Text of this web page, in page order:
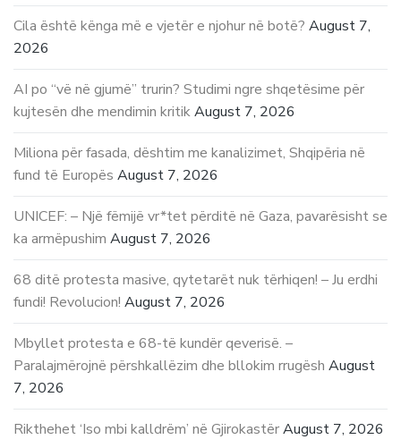
Cila është kënga më e vjetër e njohur në botë? August 7,
2026
AI po “vë në gjumë” trurin? Studimi ngre shqetësime për
kujtesën dhe mendimin kritikAugust 7, 2026
Miliona për fasada, dështim me kanalizimet, Shqipëria në
fund të Europës August 7, 2026
UNICEF: – Një fëmijë vr*tet përditë në Gaza, pavarësisht se
ka armëpushim August 7, 2026
68 ditë protesta masive, qytetarët nuk tërhiqen! – Ju erdhi
fundi! Revolucion! August 7, 2026
Mbyllet protesta e 68-të kundër qeverisë. –
Paralajmërojnë përshkallëzim dhe bllokim rrugësh August
7, 2026
Rikthehet ‘Iso mbi kalldrëm’ në GjirokastërAugust 7, 2026